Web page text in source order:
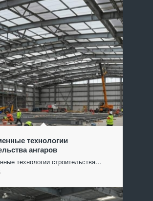
технологии
ангаров
технологии строительства…